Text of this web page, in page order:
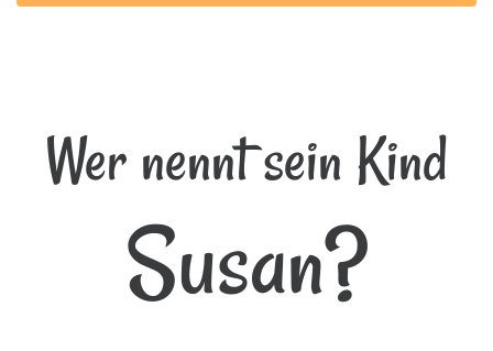
Wer nennt sein Kind
Susan?